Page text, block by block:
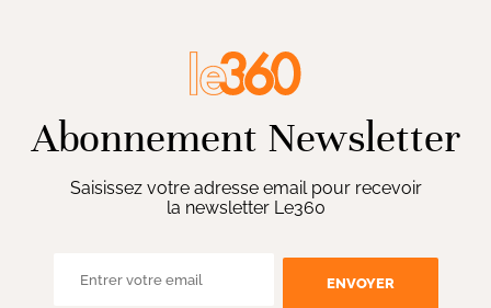
Abonnement Newsletter
Saisissez votre adresse email pour recevoir
la newsletter Le360
ENVOYER